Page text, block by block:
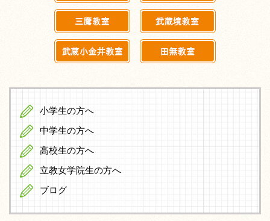
小学生の方へ
中学生の方へ
高校生の方へ
立教女学院生の方へ
ブログ